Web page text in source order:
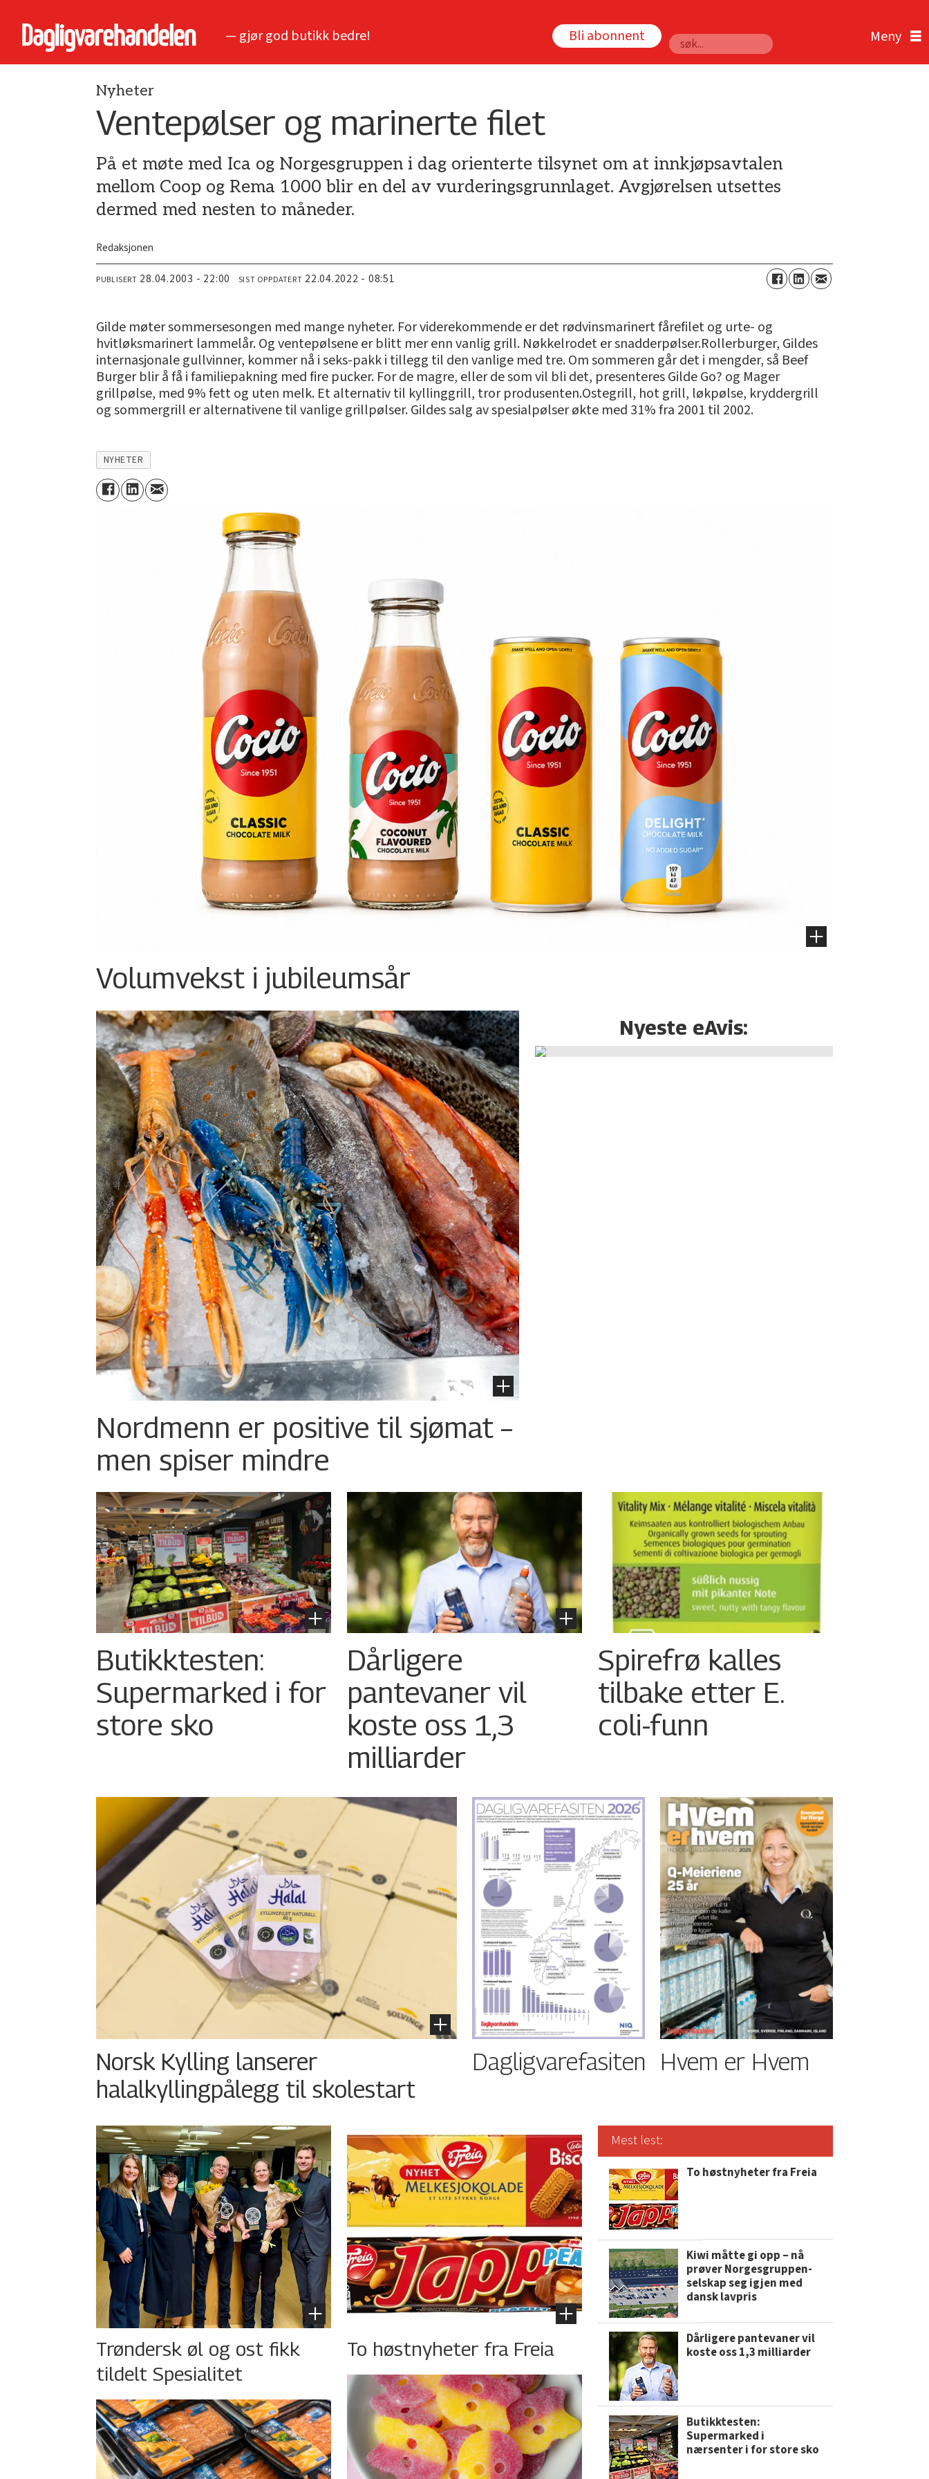
— gjør god butikk bedre! Bli abonnent
Søk
Nyheter
Ventepølser og marinerte filet
På et møte med Ica og Norgesgruppen i dag orienterte tilsynet om at innkjøpsavtalen
mellom Coop og Rema 1000 blir en del av vurderingsgrunnlaget. Avgjørelsen utsettes
dermed med nesten to måneder.
Redaksjonen
PUBLISERT 28.04.2003 - 22:00 SIST OPPDATERT 22.04.2022 - 08:51
Gilde møter sommersesongen med mange nyheter. For viderekommende er det rødvinsmarinert fårefilet og urte- og
hvitløksmarinert lammelår. Og ventepølsene er blitt mer enn vanlig grill. Nøkkelrodet er snadderpølser.Rollerburger, Gildes
internasjonale gullvinner, kommer nå i seks-pakk i tillegg til den vanlige med tre. Om sommeren går det i mengder, så Beef
Burger blir å få i familiepakning med fire pucker. For de magre, eller de som vil bli det, presenteres Gilde Go? og Mager
grillpølse, med 9% fett og uten melk. Et alternativ til kyllinggrill, tror produsenten.Ostegrill, hot grill, løkpølse, kryddergrill
og sommergrill er alternativene til vanlige grillpølser. Gildes salg av spesialpølser økte med 31% fra 2001 til 2002.
NYHETER
Volumvekst i jubileumsår
Nordmenn er positive til sjømat –
men spiser mindre
Nyeste eAvis:
Butikktesten:
Supermarked i for
store sko
Dårligere
pantevaner vil
koste oss 1,3
milliarder
Spirefrø kalles
tilbake etter E.
coli-funn
Norsk Kylling lanserer
halalkyllingpålegg til skolestart
Dagligvarefasiten Hvem er Hvem
Trøndersk øl og ost fikk
tildelt Spesialitet
To høstnyheter fra Freia
Mest lest:
To høstnyheter fra Freia
Kiwi måtte gi opp – nå
prøver Norgesgruppen-
selskap seg igjen med
dansk lavpris
Dårligere pantevaner vil
koste oss 1,3 milliarder
Butikktesten:
Supermarked i
nærsenter i for store sko